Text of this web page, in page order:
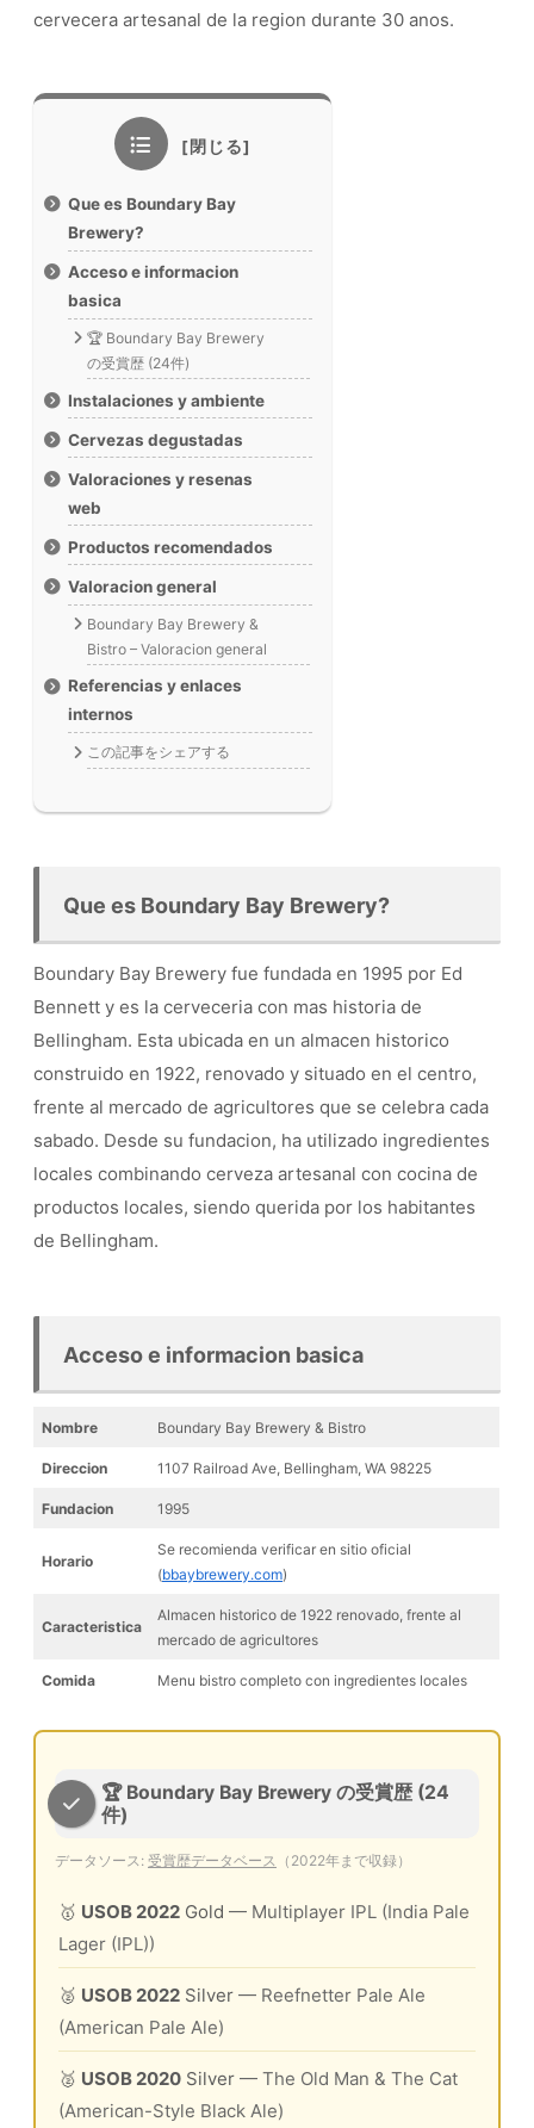
cervecera artesanal de la region durante 30 anos.
Que es Boundary Bay
Brewery?
Acceso e informacion
basica
🏆 Boundary Bay Brewery
の受賞歴 (24件)
Instalaciones y ambiente
Cervezas degustadas
Valoraciones y resenas
web
Productos recomendados
Valoracion general
Boundary Bay Brewery &
Bistro – Valoracion general
Referencias y enlaces
internos
この記事をシェアする
Que es Boundary Bay Brewery?
Boundary Bay Brewery fue fundada en 1995 por Ed
Bennett y es la cerveceria con mas historia de
Bellingham. Esta ubicada en un almacen historico
construido en 1922, renovado y situado en el centro,
frente al mercado de agricultores que se celebra cada
sabado. Desde su fundacion, ha utilizado ingredientes
locales combinando cerveza artesanal con cocina de
productos locales, siendo querida por los habitantes
de Bellingham.
Acceso e informacion basica
Nombre Boundary Bay Brewery & Bistro
Direccion 1107 Railroad Ave, Bellingham, WA 98225
Fundacion 1995
Horario
Se recomienda verificar en sitio oficial
(bbaybrewery.com)
Caracteristica
Almacen historico de 1922 renovado, frente al
mercado de agricultores
Comida Menu bistro completo con ingredientes locales
🏆 Boundary Bay Brewery の受賞歴 (24
件)
データソース: 受賞歴データベース （2022年まで収録）
🥇 USOB 2022 Gold — Multiplayer IPL (India Pale
Lager (IPL))
🥈 USOB 2022 Silver — Reefnetter Pale Ale
(American Pale Ale)
🥈 USOB 2020 Silver — The Old Man & The Cat
(American-Style Black Ale)